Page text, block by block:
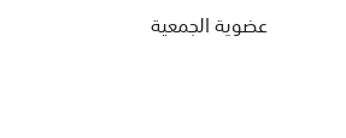
عضوية الجمعية